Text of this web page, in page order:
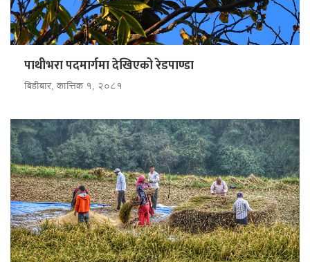
पाथीभरा पदमार्गमा देखिएको रेडपाण्डा
बिहीबार, कात्तिक १, २०८१